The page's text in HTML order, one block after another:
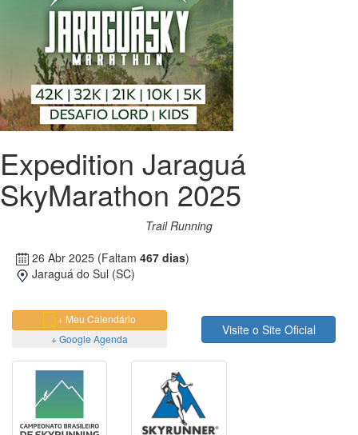
Expedition Jaraguá
SkyMarathon 2025
Trail Running
26 Abr 2025 (Faltam 467 dias)
Jaraguá do Sul (SC)
+ Meu Calendário
+ Google Agenda
Visite o Site Oficial